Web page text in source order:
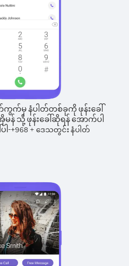
တ်ကွက်မှ နံပါတ်တစ်ခုကို ဖုန်းခေါ်
န် သို့ ဖုန်းခေါ်ဆိုရန် အောက်ပါ
ါ-+968+ ဒေသတွင်း နံပါတ်